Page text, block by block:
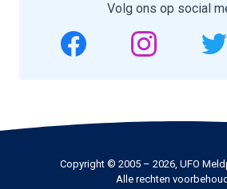
Volg ons op social
Copyright © 2005 – 2026, UFO
Alle rechten